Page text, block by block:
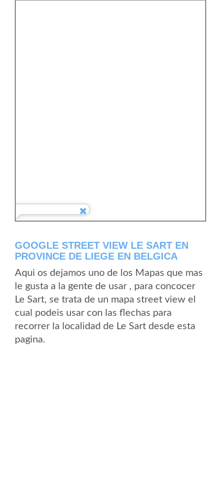
GOOGLE STREET VIEW LE SART EN
PROVINCE DE LIEGE EN BELGICA
Aqui os dejamos uno de los Mapas que mas
le gusta a la gente de usar , para concocer
Le Sart, se trata de un mapa street view el
cual podeis usar con las flechas para
recorrer la localidad de Le Sart desde esta
pagina.